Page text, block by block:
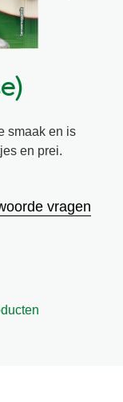
smaak en is
en prei.
vragen